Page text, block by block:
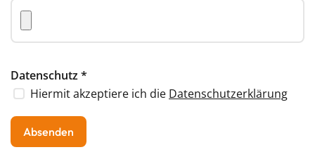
Datenschutz*
Hiermit akzeptiere ich die Datenschutzerklärung